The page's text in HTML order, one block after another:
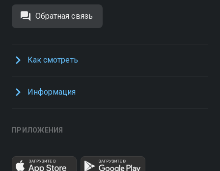
Обратная связь
Как смотреть
Информация
ПРИЛОЖЕНИЯ